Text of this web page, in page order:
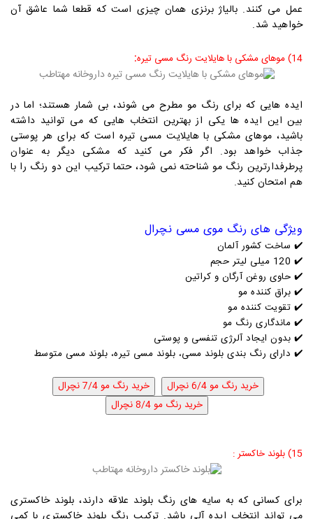
عمل می کنند. بالیاژ برنزی همان چیزی است که قطعا شما عاشق آن
خواهید شد.
14) موهای مشکی با هایلایت رنگ مسی تیره :
ایده هایی که برای رنگ مو مطرح می شوند، بی شمار هستند؛ اما در
بین این ایده ها یکی از بهترین انتخاب هایی که می توانید داشته
باشید، موهای مشکی با هایلایت مسی تیره است که برای هر پوستی
جذاب خواهد بود. اگر فکر می کنید که مشکی دیگر به عنوان
پرطرفدارترین رنگ مو شناحته نمی شود، حتما ترکیب این دو رنگ را با
هم امتحان کنید.
ویژگی های رنگ موی مسی نچرال
✔️ ساخت کشور آلمان
✔️ 120 میلی لیتر حجم
✔️ حاوی روغن آرگان و کراتین
✔️ براق کننده مو
✔️ تقویت کننده مو
✔️ ماندگاری رنگ مو
✔️ بدون ایجاد آلرژی تنفسی و پوستی
✔️ دارای رنگ بندی بلوند مسی، بلوند مسی تیره، بلوند مسی متوسط
15) بلوند خاکستر :
برای کسانی که به سایه های رنگ بلوند علاقه دارند، بلوند خاکستری